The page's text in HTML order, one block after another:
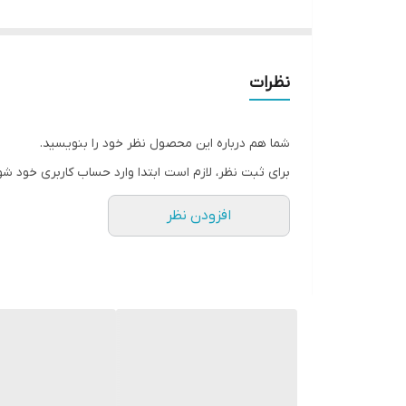
نظرات
شما هم درباره این محصول نظر خود را بنویسید.
برای ثبت نظر، لازم است ابتدا وارد حساب کاربری خود
افزودن نظر